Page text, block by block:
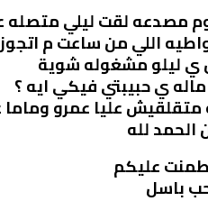
مصدعه لقت ليلي متصله
اللي من ساعت م
ليلو مشغوله شوية
ي حبيبتي فيكي ايه ؟
عليا عمرو وماما
لله
عليكم
باسل